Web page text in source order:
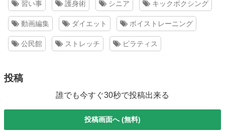
習い事 護身術 シニア キックボクシング
動画編集 ダイエット ボイストレーニング
公民館 ストレッチ ピラティス
投稿
誰でも今すぐ30秒で投稿出来る
投稿画面へ (無料)